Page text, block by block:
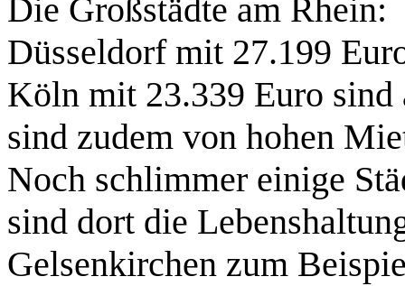
Die Großstädte am Rhein:
Düsseldorf mit 27.199
Köln mit 23.339 Euro sind
sind zudem von hohen
Noch schlimmer einige
sind dort die
Gelsenkirchen zum